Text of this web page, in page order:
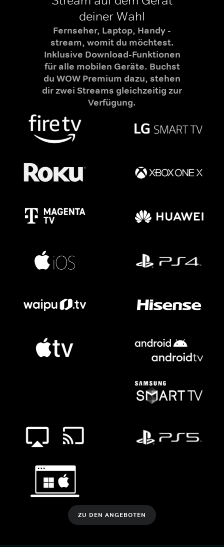
deiner Wahl
Fernseher, Laptop, Handy -
stream, womit du möchtest.
Inklusive Download-Funktionen
für alle mobilen Geräte. Buchst
du WOW Premium dazu, stehen
dir zwei Streams gleichzeitig zur
Verfügung.
ZU DEN ANGEBOTEN